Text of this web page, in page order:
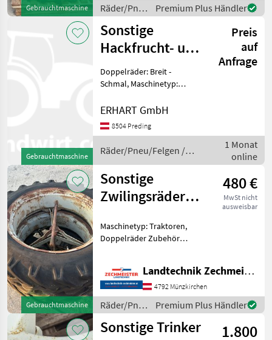
Gebrauchtmaschine
- Bereifung h
Räder/Pneu/Felgen
/ Sonstige
Premium Plus Händler
Gebrauchtmaschine
Sonstige
Hackfrucht- und
Zwillingsräder
Preis
auf
Anfrage
Doppelräder: Breit -
Schmal, Maschinetyp:
Felgendurchmesser: 36
4095 Kompakt, 12.4R36 zu
Räder/Pneu/Felgen
ERHART GmbH
8504 Preding
Räder/Pneu/Felgen /
Sonstige
1 Monat
online
Gebrauchtmaschine
Sonstige
Zwilingsräder
System
480 €
MwSt nicht
ausweisbar
Maschinetyp: Traktoren,
Doppelräder Zubehör
Traktorräder
Landtechnik Zechmeister GmbH & Co KG
4792 Münzkirchen
Räder/Pneu/Felgen
/ Sonstige
Premium Plus Händler
Sonstige Trinker
1.800